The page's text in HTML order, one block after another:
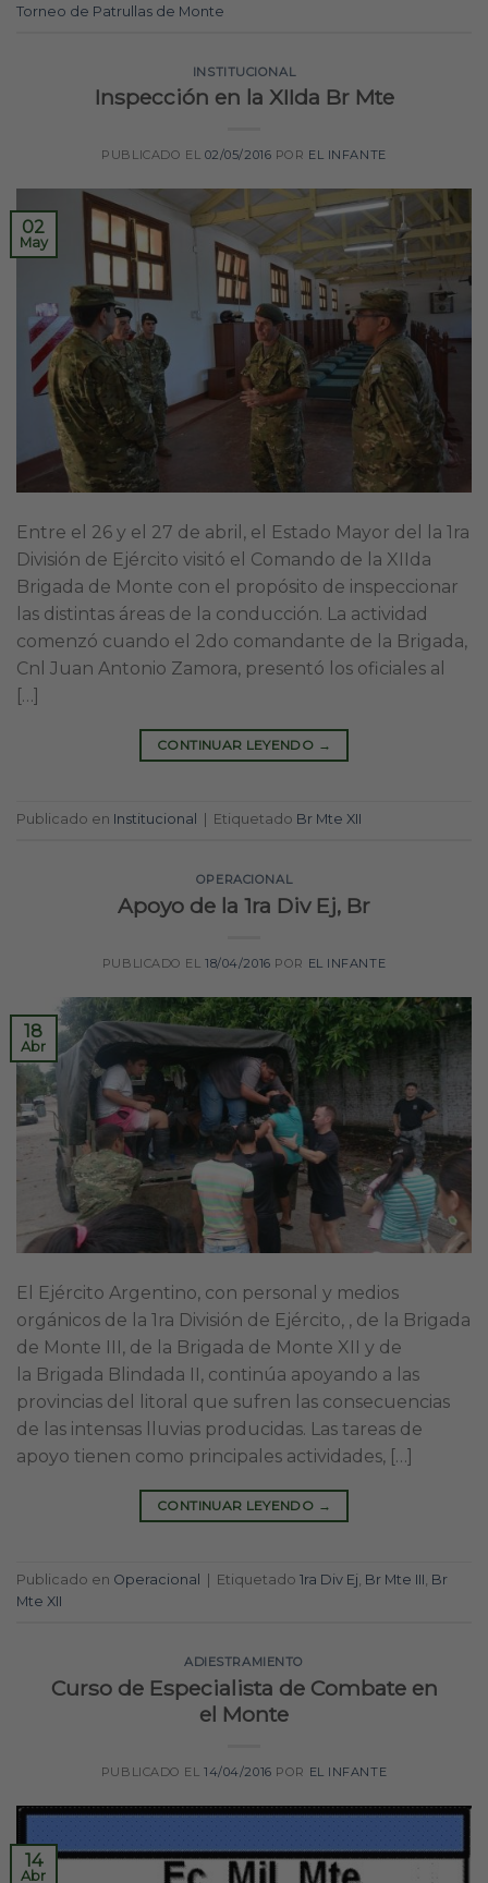
Torneo de Patrullas de Monte
INSTITUCIONAL
Inspección en la XIIda Br Mte
PUBLICADO EL 02/05/2016 POR EL INFANTE
02
May
Entre el 26 y el 27 de abril, el Estado Mayor del la 1ra
División de Ejército visitó el Comando de la XIIda
Brigada de Monte con el propósito de inspeccionar
las distintas áreas de la conducción. La actividad
comenzó cuando el 2do comandante de la Brigada,
Cnl Juan Antonio Zamora, presentó los oficiales al
[…]
CONTINUAR LEYENDO →
Publicado en Institucional Etiquetado Br Mte XII
OPERACIONAL
Apoyo de la 1ra Div Ej, Br
PUBLICADO EL18/04/2016 POR EL INFANTE
18
Abr
El Ejército Argentino, con personal y medios
orgánicos de la 1ra División de Ejército, , de la Brigada
de Monte III, de la Brigada de Monte XII y de
la Brigada Blindada II, continúa apoyando a las
provincias del litoral que sufren las consecuencias
de las intensas lluvias producidas. Las tareas de
apoyo tienen como principales actividades, […]
CONTINUAR LEYENDO →
Publicado en Operacional Etiquetado 1ra Div Ej, Br Mte III, Br
Mte XII
ADIESTRAMIENTO
Curso de Especialista de Combate en
el Monte
PUBLICADO EL14/04/2016 POR EL INFANTE
14
Abr